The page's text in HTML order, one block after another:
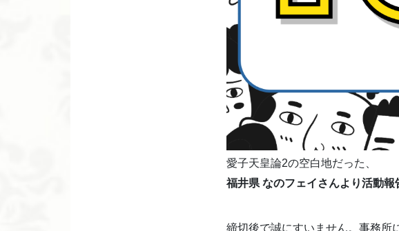
愛子天皇論2の空白地だった、
福井県 なのフェイさんより活動報
締切後で誠にすいません。事務所